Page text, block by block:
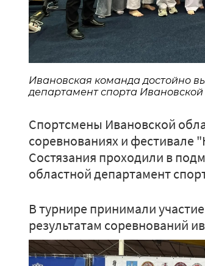
Ивановская команда достойно
департамент спорта Ивановской
Спортсмены Ивановской
соревнованиях и фестивале
Состязания проходили в
областной департамент
В турнире принимали
результатам соревнований